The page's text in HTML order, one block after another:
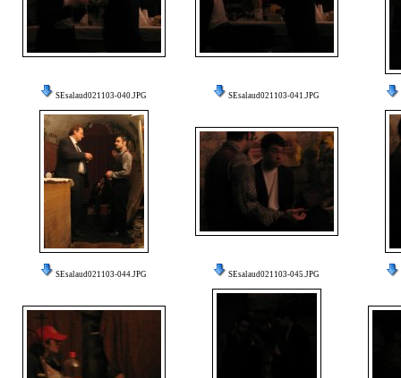
SEsalaud021103-040.JPG SEsalaud021103-041.JPG
SEsalaud021103-044.JPG SEsalaud021103-045.JPG